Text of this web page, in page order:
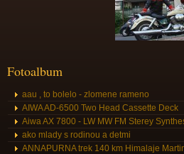
Fotoalbum
aau , to bolelo - zlomene rameno
AIWA AD-6500 Two Head Cassette Deck
Aiwa AX 7800 - LW MW FM Sterey
ako mlady s rodinou a detmi
ANNAPURNA trek 140 km Himalaje